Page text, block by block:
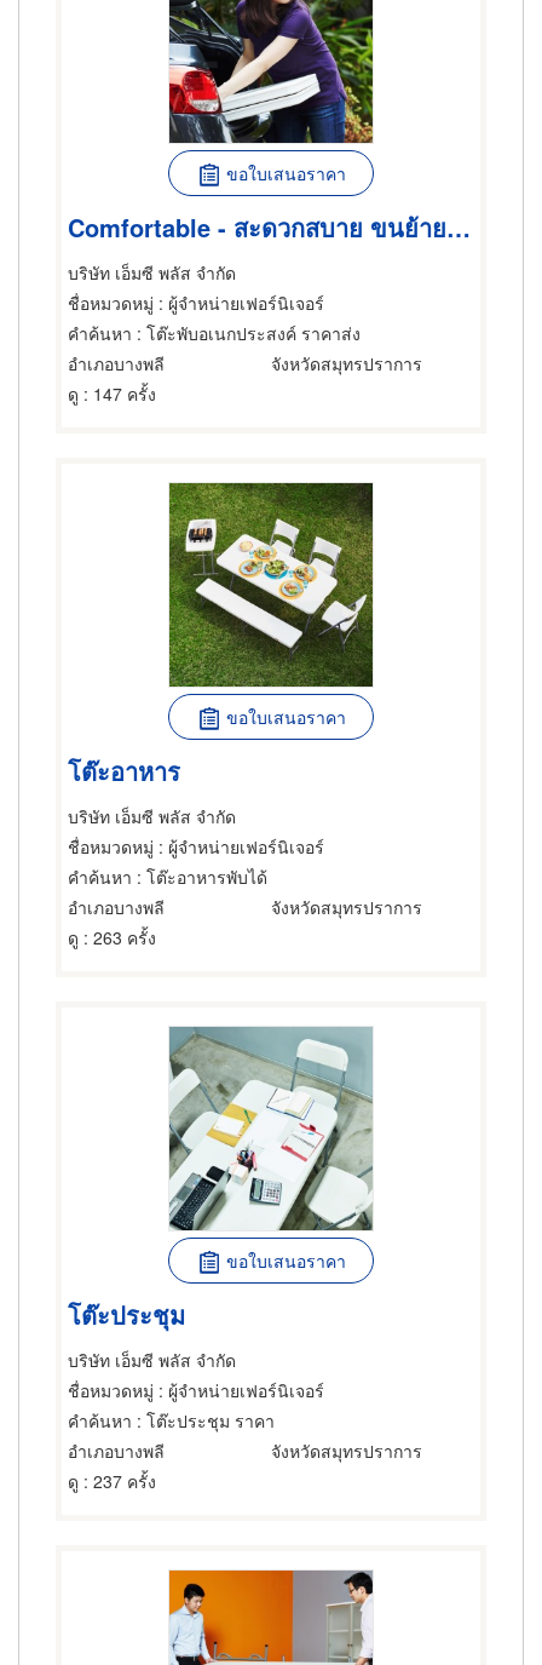
ขอใบเสนอราคา
Comfortable - สะดวกสบาย ขนย้ายง่าย
บริษัท เอ็มซี พลัส จำกัด
ชื่อหมวดหมู่ : ผู้จำหน่ายเฟอร์นิเจอร์
คำค้นหา : โต๊ะพับอเนกประสงค์ ราคาส่ง
อำเภอบางพลี
จังหวัดสมุทรปราการ
ดู : 147 ครั้ง
ขอใบเสนอราคา
โต๊ะอาหาร
บริษัท เอ็มซี พลัส จำกัด
ชื่อหมวดหมู่ : ผู้จำหน่ายเฟอร์นิเจอร์
คำค้นหา : โต๊ะอาหารพับได้
อำเภอบางพลี
จังหวัดสมุทรปราการ
ดู : 263 ครั้ง
ขอใบเสนอราคา
โต๊ะประชุม
บริษัท เอ็มซี พลัส จำกัด
ชื่อหมวดหมู่ : ผู้จำหน่ายเฟอร์นิเจอร์
คำค้นหา : โต๊ะประชุม ราคา
อำเภอบางพลี
จังหวัดสมุทรปราการ
ดู : 237 ครั้ง